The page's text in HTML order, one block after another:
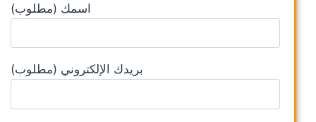
اسمك (مطلوب)
بريدك الإلكتروني (مطلوب)